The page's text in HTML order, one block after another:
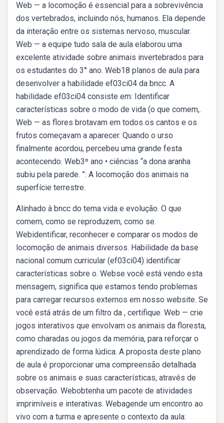
Web — a locomoção é essencial para a sobrevivência
dos vertebrados, incluindo nós, humanos. Ela depende
da interação entre os sistemas nervoso, muscular.
Web — a equipe tudo sala de aula elaborou uma
excelente atividade sobre animais invertebrados para
os estudantes do 3° ano. Web18 planos de aula para
desenvolver a habilidade ef03ci04 da bncc. A
habilidade ef03ci04 consiste em: Identificar
características sobre o modo de vida (o que comem,.
Web — as flores brotavam em todos os cantos e os
frutos começavam a aparecer. Quando o urso
finalmente acordou, percebeu uma grande festa
acontecendo. Web3º ano • ciências “a dona aranha
subiu pela parede. ”: A locomoção dos animais na
superfície terrestre.
Alinhado à bncc do tema vida e evolução. O que
comem, como se reproduzem, como se.
Webidentificar, reconhecer e comparar os modos de
locomoção de animais diversos. Habilidade da base
nacional comum curricular (ef03ci04) identificar
características sobre o. Webse você está vendo esta
mensagem, significa que estamos tendo problemas
para carregar recursos externos em nosso website. Se
você está atrás de um filtro da , certifique. Web — crie
jogos interativos que envolvam os animais da floresta,
como charadas ou jogos da memória, para reforçar o
aprendizado de forma lúdica. A proposta deste plano
de aula é proporcionar uma compreensão detalhada
sobre os animais e suas características, através de
observação. Webobtenha um pacote de atividades
imprimíveis e interativas. Webagende um encontro ao
vivo com a turma e apresente o contexto da aula: